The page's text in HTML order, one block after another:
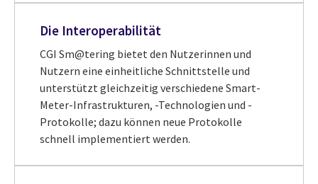
Die Interoperabilität
CGI Sm@tering bietet den Nutzerinnen und
Nutzern eine einheitliche Schnittstelle und
unterstützt gleichzeitig verschiedene Smart-
Meter-Infrastrukturen, -Technologien und -
Protokolle; dazu können neue Protokolle
schnell implementiert werden.